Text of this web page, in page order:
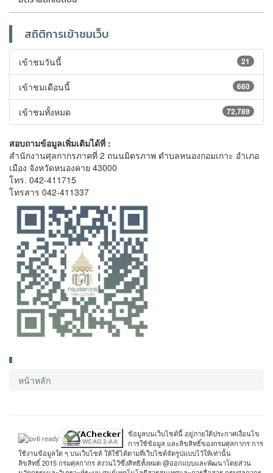
สถิติการเข้าชมเว็บ
21
เข้าชมวันนี้
660
เข้าชมเดือนนี้
72,789
เข้าชมทั้งหมด
สอบถามข้อมูลเพิ่มเติมได้ที่ :
สำนักงานศุลกากรภาคที่ 2 ถนนมิตรภาพ ตำบลหนองกอมเกาะ อำเภอ
เมือง จังหวัดหนองคาย 43000
โทร. 042-411715
โทรสาร 042-411337
หน้าหลัก
ข้อมูลบนเว็บไซต์นี้ อยู่ภายใต้ประกาศเงื่อนไข
การใช้ข้อมูล และลิขสิทธิ์ของกรมศุลกากร การ
ใช้งานข้อมูลใด ๆ บนเว็บไซต์ ให้ใช้ได้ตามที่เว็บไซต์จัดรูปแบบไว้ให้เท่านั้น
ลิขสิทธิ์ 2015 กรมศุลกากร สงวนไว้ซึ่งสิทธิทั้งหมด @ออกแบบและพัฒนาโดยส่วน